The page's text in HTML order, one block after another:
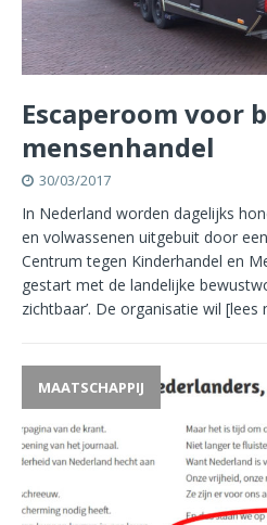
Escaperoom voor
mensenhandel
30/03/2017
In Nederland worden dagelijks
en volwassenen uitgebuit door
Centrum tegen Kinderhandel en
gestart met de landelijke
zichtbaar’. De organisatie wil [lees
MAATSCHAPPIJ